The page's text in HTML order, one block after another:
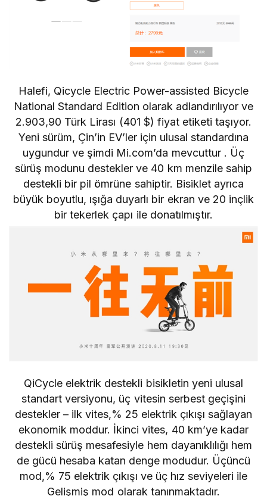
Halefi, Qicycle Electric Power-assisted Bicycle
National Standard Edition olarak adlandırılıyor ve
2.903,90 Türk Lirası (401 $) fiyat etiketi taşıyor.
Yeni sürüm, Çin’in EV’ler için ulusal standardına
uygundur ve şimdi Mi.com’da mevcuttur . Üç
sürüş modunu destekler ve 40 km menzile sahip
destekli bir pil ömrüne sahiptir. Bisiklet ayrıca
büyük boyutlu, ışığa duyarlı bir ekran ve 20 inçlik
bir tekerlek çapı ile donatılmıştır.
QiCycle elektrik destekli bisikletin yeni ulusal
standart versiyonu, üç vitesin serbest geçişini
destekler – ilk vites,% 25 elektrik çıkışı sağlayan
ekonomik moddur. İkinci vites, 40 km’ye kadar
destekli sürüş mesafesiyle hem dayanıklılığı hem
de gücü hesaba katan denge modudur. Üçüncü
mod,% 75 elektrik çıkışı ve üç hız seviyeleri ile
Gelişmiş mod olarak tanınmaktadır.